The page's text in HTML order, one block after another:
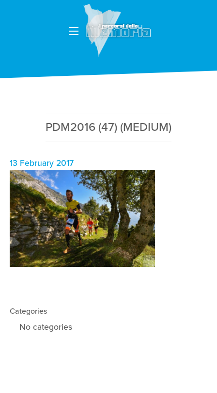
PDM2016 (47) (MEDIUM)
13 February 2017
Categories
No categories